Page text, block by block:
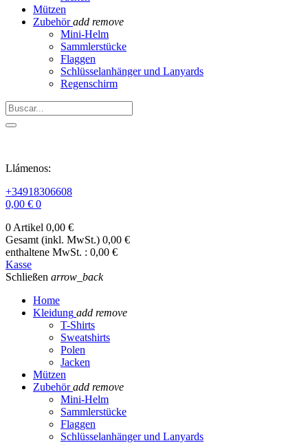
Mützen
Zubehör add remove
Mini-Helm
Sammlerstücke
Flaggen
Schlüsselanhänger und Lanyards
Regenschirm
Llámenos:
+34918306608
0,00 € 0
0 Artikel 0,00 €
Gesamt (inkl. MwSt.) 0,00 €
enthaltene MwSt. : 0,00 €
Kasse
Schließen arrow_back
Home
Kleidung add remove
T-Shirts
Sweatshirts
Polen
Jacken
Mützen
Zubehör add remove
Mini-Helm
Sammlerstücke
Flaggen
Schlüsselanhänger und Lanyards